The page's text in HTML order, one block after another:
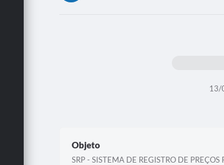
13/
Objeto
SRP - SISTEMA DE REGISTRO DE